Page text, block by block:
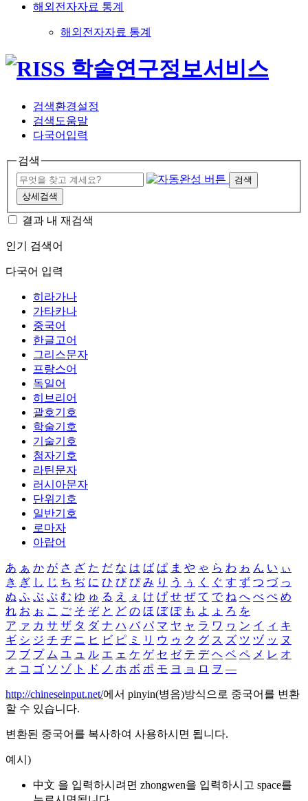
해외전자자료 통계
해외전자자료 통계
검색환경설정
검색도움말
다국어입력
검색
검색
상세검색
결과 내 재검색
인기 검색어
다국어 입력
히라가나
가타카나
중국어
한글고어
그리스문자
프랑스어
독일어
히브리어
괄호기호
학술기호
기술기호
첨자기호
라틴문자
러시아문자
단위기호
일반기호
로마자
아랍어
あ ぁ か が さ ざ た だ な は ば ぱ ま や ゃ ら わ ゎ ん い ぃ
き ぎ し じ ち ぢ に ひ び ぴ み り う ぅ く ぐ す ず つ づ っ
ぬ ふ ぶ ぷ む ゆ ゅ る え ぇ け げ せ ぜ て で ね へ べ ぺ め
れ お ぉ こ ご そ ぞ と ど の ほ ぼ ぽ も よ ょ ろ を
ア ァ カ サ ザ タ ダ ナ ハ バ パ マ ヤ ャ ラ ワ ヮ ン イ ィ キ
ギ シ ジ チ ヂ ニ ヒ ビ ピ ミ リ ウ ゥ ク グ ス ズ ツ ヅ ッ ヌ
フ ブ プ ム ユ ュ ル エ ェ ケ ゲ セ ゼ テ デ ヘ ベ ペ メ レ オ
ォ コ ゴ ソ ゾ ト ド ノ ホ ボ ポ モ ヨ ョ ロ ヲ ―
http://chineseinput.net/에서 pinyin(병음)방식으로 중국어를 변환
할 수 있습니다.
변환된 중국어를 복사하여 사용하시면 됩니다.
예시)
中文 을 입력하시려면 zhongwen을 입력하시고 space를